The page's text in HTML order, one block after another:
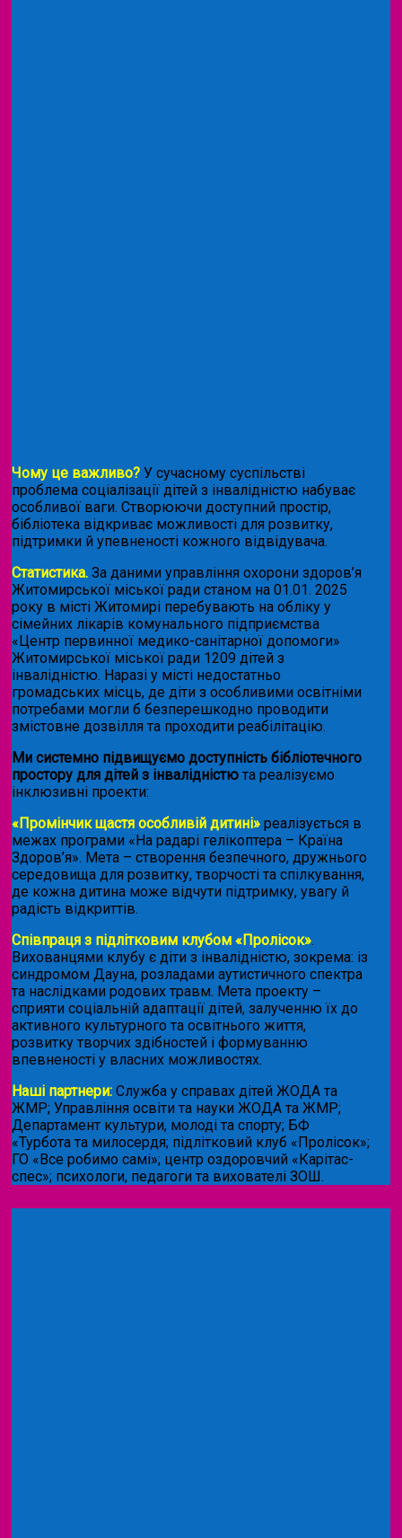
Чому це важливо? У сучасному суспільстві
проблема соціалізації дітей з інвалідністю набуває
особливої ваги. Створюючи доступний простір,
бібліотека відкриває можливості для розвитку,
підтримки й упевненості кожного відвідувача.
Статистика. За даними управління охорони здоров’я
Житомирської міської ради станом на 01.01. 2025
року в місті Житомирі перебувають на обліку у
сімейних лікарів комунального підприємства
«Центр первинної медико-санітарної допомоги»
Житомирської міської ради 1209 дітей з
інвалідністю. Наразі у місті недостатньо
громадських місць, де діти з особливими освітніми
потребами могли б безперешкодно проводити
змістовне дозвілля та проходити реабілітацію.
Ми системно підвищуємо доступність бібліотечного
простору для дітей з інвалідністю та реалізуємо
інклюзивні проекти:
«Промінчик щастя особливій дитині» реалізується в
межах програми «На радарі гелікоптера – Країна
Здоров’я». Мета – створення безпечного, дружнього
середовища для розвитку, творчості та спілкування,
де кожна дитина може відчути підтримку, увагу й
радість відкриттів.
Співпраця з підлітковим клубом «Пролісок».
Вихованцями клубу є діти з інвалідністю, зокрема: із
синдромом Дауна, розладами аутистичного спектра
та наслідками родових травм. Мета проекту –
сприяти соціальній адаптації дітей, залученню їх до
активного культурного та освітнього життя,
розвитку творчих здібностей і формуванню
впевненості у власних можливостях.
Наші партнери: Служба у справах дітей ЖОДА та
ЖМР; Управління освіти та науки ЖОДА та ЖМР;
Департамент культури, молоді та спорту; БФ
«Турбота та милосердя; підлітковий клуб «Пролісок»;
ГО «Все робимо самі»; центр оздоровчий «Карітас-
спес»; психологи, педагоги та вихователі ЗОШ.